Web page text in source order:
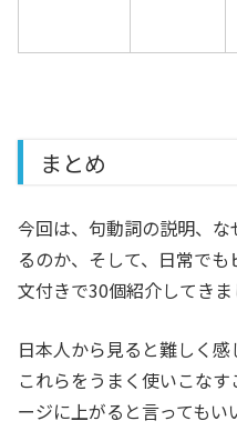
まとめ
今回は、句動詞の説明、
るのか、そして、日常で
文付きで30個紹介してきま
日本人から見ると難しく感
これらをうまく使いこな
ージに上がると言ってもい